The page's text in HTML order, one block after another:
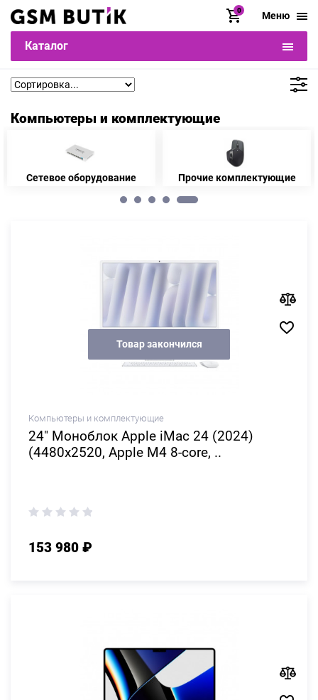
0 Меню
Каталог
Компьютеры и комплектующие
Сетевое оборудование Прочие комплектующие
Товар закончился
Компьютеры и комплектующие
24" Моноблок Apple iMac 24 (2024)
(4480x2520, Apple M4 8-core, ..
153 980 ₽